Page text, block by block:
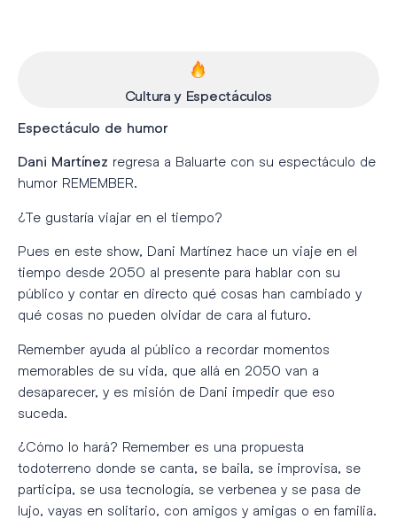
Cultura y Espectáculos
Espectáculo de humor
Dani Martínez regresa a Baluarte con su espectáculo de
humor REMEMBER.
¿Te gustaría viajar en el tiempo?
Pues en este show, Dani Martínez hace un viaje en el
tiempo desde 2050 al presente para hablar con su
público y contar en directo qué cosas han cambiado y
qué cosas no pueden olvidar de cara al futuro.
Remember ayuda al público a recordar momentos
memorables de su vida, que allá en 2050 van a
desaparecer, y es misión de Dani impedir que eso
suceda.
¿Cómo lo hará? Remember es una propuesta
todoterreno donde se canta, se baila, se improvisa, se
participa, se usa tecnología, se verbenea y se pasa de
lujo, vayas en solitario, con amigos y amigas o en familia.